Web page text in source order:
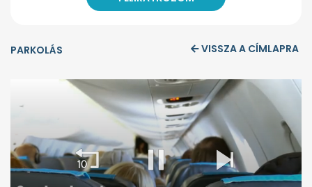
PARKOLÁS VISSZA A CÍMLAPRA